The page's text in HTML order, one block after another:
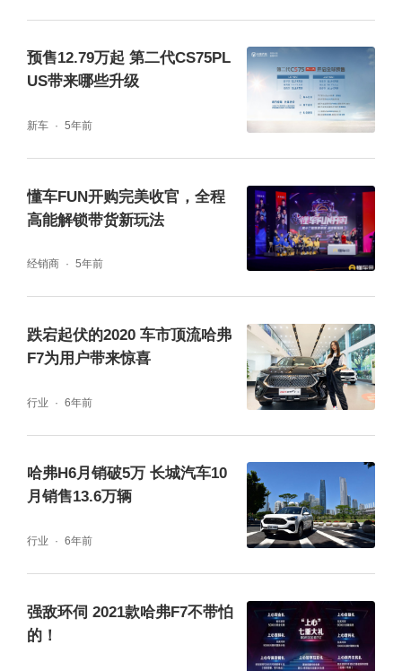
驱Hi4技术、毫末智行、蜂巢能源三位一体带
来的科技平权，让用户以城市SUV的用车成
本，享受专业越野车的价值和体验。未来，哈
念，带来更多实力强悍、独一无二的SUV产
品，与用户一同不负热爱，奔赴山海！
预售12.79万起 第二代CS75PL
US带来哪些升级
新车 5年前
懂车FUN开购完美收官，全程
高能解锁带货新玩法
经销商 5年前
跌宕起伏的2020 车市顶流哈弗
F7为用户带来惊喜
行业 6年前
哈弗H6月销破5万 长城汽车10
月销售13.6万辆
行业 6年前
强敌环伺 2021款哈弗F7不带怕
的！